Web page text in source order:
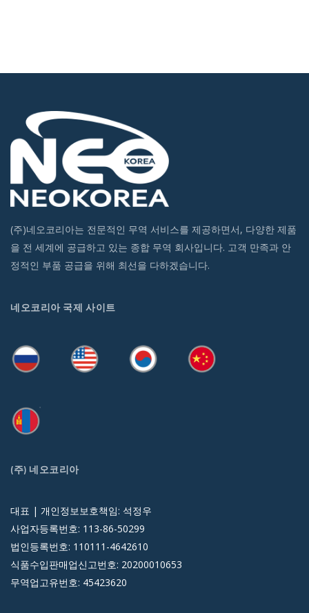
(주)네오코리아는 전문적인 무역 서비스를 제공하면서, 다양한 제품
을 전 세계에 공급하고 있는 종합 무역 회사입니다. 고객 만족과 안
정적인 부품 공급을 위해 최선을 다하겠습니다.
네오코리아 국제 사이트
(주) 네오코리아
대표 | 개인정보보호책임: 석정우
사업자등록번호: 113-86-50299
법인등록번호: 110111-4642610
식품수입판매업신고번호: 20200010653
무역업고유번호: 45423620